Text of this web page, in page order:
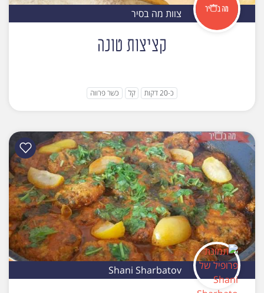
צוות מה בסיר
קציצות טונה
כ-20 דקות קל כשר פרווה
Shani Sharbatov